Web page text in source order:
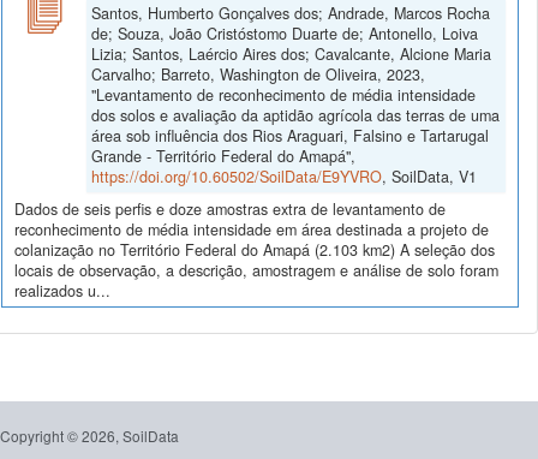
Santos, Humberto Gonçalves dos; Andrade, Marcos Rocha
de; Souza, João Cristóstomo Duarte de; Antonello, Loiva
Lizia; Santos, Laércio Aires dos; Cavalcante, Alcione Maria
Carvalho; Barreto, Washington de Oliveira, 2023,
"Levantamento de reconhecimento de média intensidade
dos solos e avaliação da aptidão agrícola das terras de uma
área sob influência dos Rios Araguari, Falsino e Tartarugal
Grande - Território Federal do Amapá",
https://doi.org/10.60502/SoilData/E9YVRO, SoilData, V1
Dados de seis perfis e doze amostras extra de levantamento de
reconhecimento de média intensidade em área destinada a projeto de
colanização no Território Federal do Amapá (2.103 km2) A seleção dos
locais de observação, a descrição, amostragem e análise de solo foram
realizados u...
Copyright © 2026, SoilData